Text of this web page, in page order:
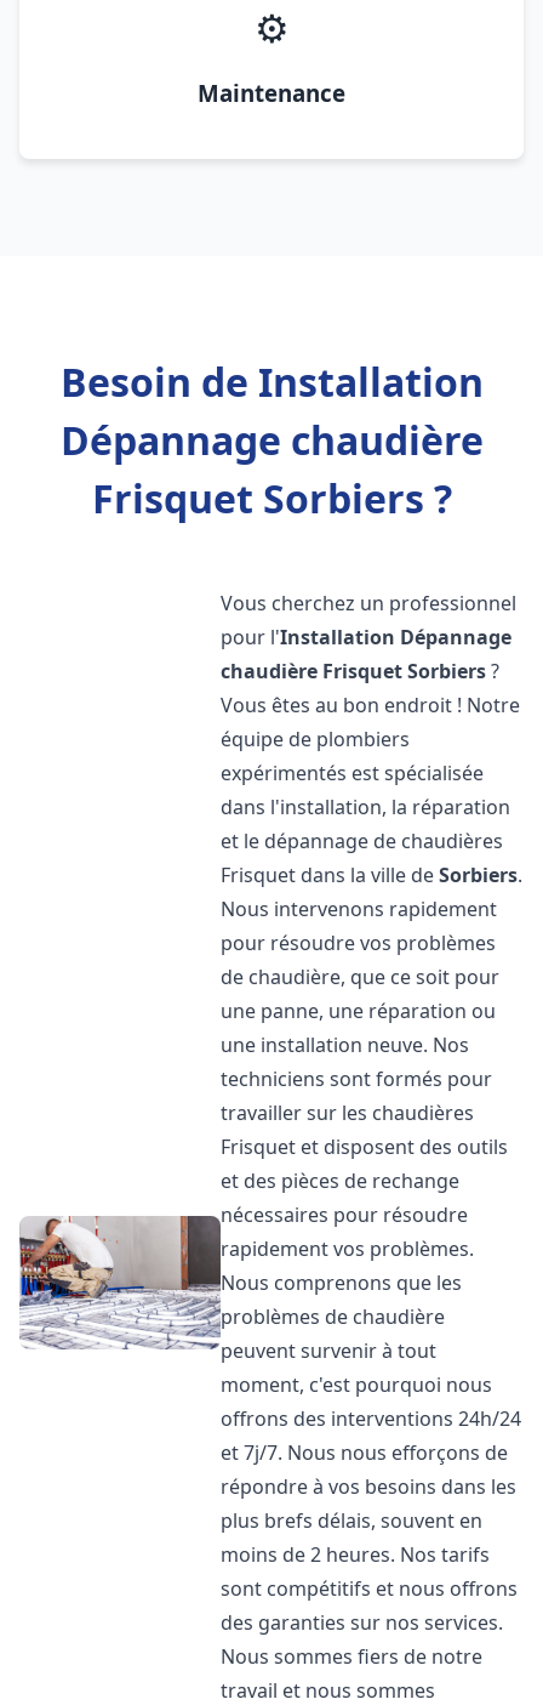
⚙️
Maintenance
Besoin de Installation
Dépannage chaudière
Frisquet Sorbiers ?
Vous cherchez un professionnel
pour l'Installation Dépannage
chaudière FrisquetSorbiers?
Vous êtes au bon endroit ! Notre
équipe de plombiers
expérimentés est spécialisée
dans l'installation, la réparation
et le dépannage de chaudières
Frisquet dans la ville deSorbiers.
Nous intervenons rapidement
pour résoudre vos problèmes
de chaudière, que ce soit pour
une panne, une réparation ou
une installation neuve. Nos
techniciens sont formés pour
travailler sur les chaudières
Frisquet et disposent des outils
et des pièces de rechange
nécessaires pour résoudre
rapidement vos problèmes.
Nous comprenons que les
problèmes de chaudière
peuvent survenir à tout
moment, c'est pourquoi nous
offrons des interventions 24h/24
et 7j/7. Nous nous efforçons de
répondre à vos besoins dans les
plus brefs délais, souvent en
moins de 2 heures. Nos tarifs
sont compétitifs et nous offrons
des garanties sur nos services.
Nous sommes fiers de notre
travail et nous sommes